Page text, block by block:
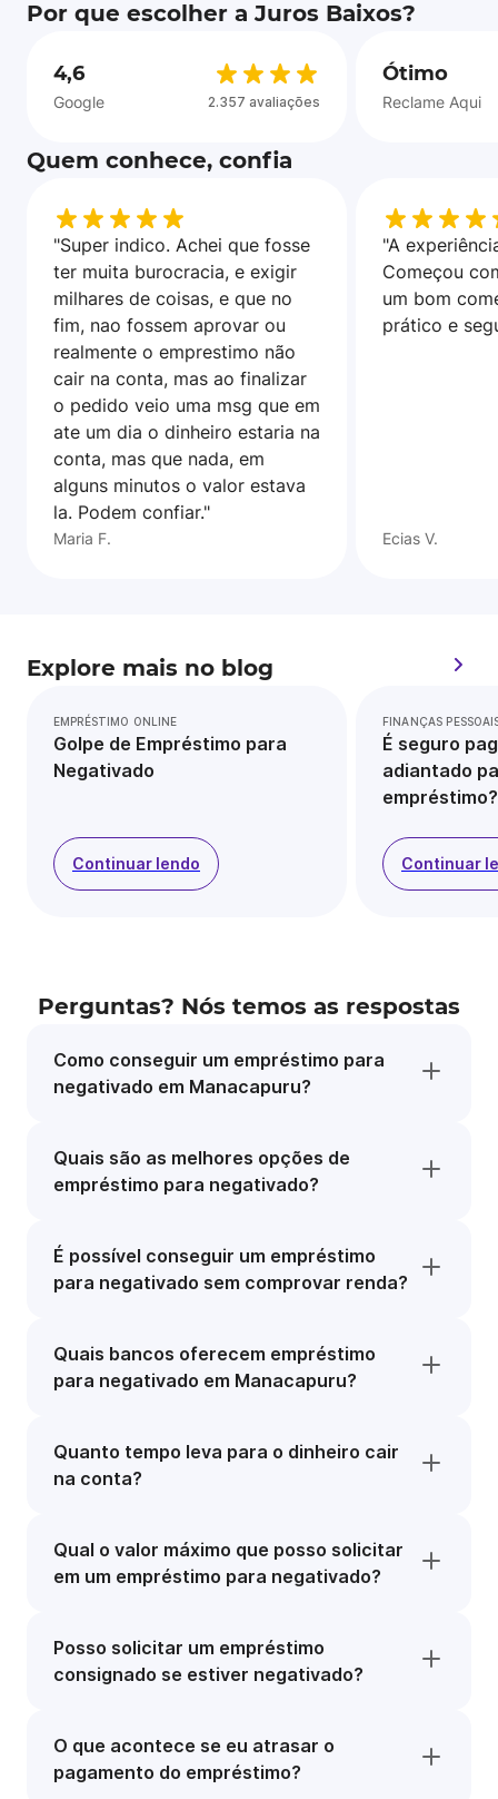
Por que escolher a Juros Baixos?
4,6
Google 2.357 avaliações
Ótimo
Reclame Aqui
Quem conhece, confia
"Super indico. Achei que fosse
ter muita burocracia, e exigir
milhares de coisas, e que no
fim, nao fossem aprovar ou
realmente o emprestimo não
cair na conta, mas ao finalizar
o pedido veio uma msg que em
ate um dia o dinheiro estaria na
conta, mas que nada, em
alguns minutos o valor estava
la. Podem confiar."
Maria F.
"A
Começou
um bom
prático e
Ecias V.
Explore mais no blog
EMPRÉSTIMO ONLINE
Golpe de Empréstimo para
Negativado
Continuar lendo
FINANÇAS
É seguro
adiantado
empréstimo?
Continuar
Perguntas? Nós temos as respostas
Como conseguir um empréstimo para
negativado em Manacapuru?
Quais são as melhores opções de
empréstimo para negativado?
É possível conseguir um empréstimo
para negativado sem comprovar renda?
Quais bancos oferecem empréstimo
para negativado em Manacapuru?
Quanto tempo leva para o dinheiro cair
na conta?
Qual o valor máximo que posso solicitar
em um empréstimo para negativado?
Posso solicitar um empréstimo
consignado se estiver negativado?
O que acontece se eu atrasar o
pagamento do empréstimo?